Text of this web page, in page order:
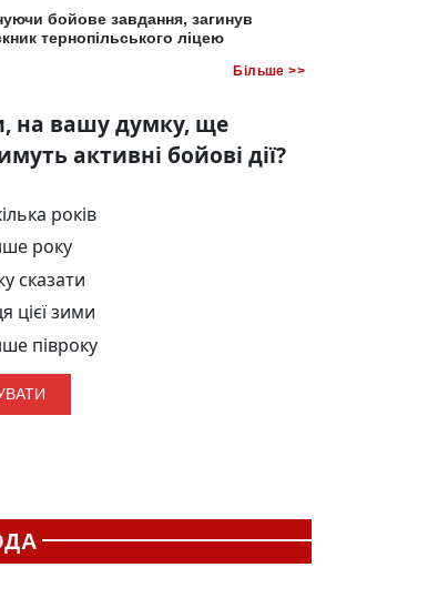
бойове завдання, загинув
тернопільського ліцею
Більше >>
на вашу думку, ще
активні бойові дії?
років
року
сказати
цієї зими
півроку